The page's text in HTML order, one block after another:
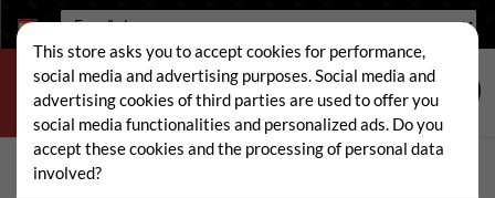
Idioma:
Buscar
This store asks you to accept cookies for performance,
social media and advertising purposes. Social media and
advertising cookies of third parties are used to offer you
social media functionalities and personalized ads. Do you
accept these cookies and the processing of personal data
involved?